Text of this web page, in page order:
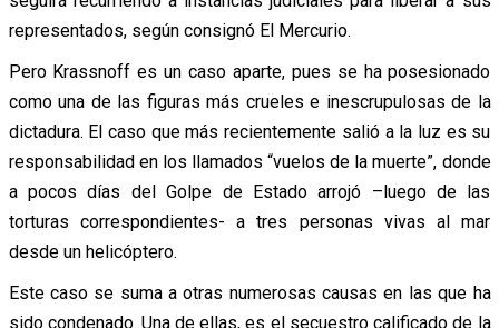
representados, según consignó El Mercurio.
Pero Krassnoff es un caso aparte, pues se ha posesionado
como una de las figuras más crueles e inescrupulosas de la
dictadura. El caso que más recientemente salió a la luz es su
responsabilidad en los llamados “vuelos de la muerte”, donde
a pocos días del Golpe de Estado arrojó –luego de las
torturas correspondientes- a tres personas vivas al mar
desde un helicóptero.
Este caso se suma a otras numerosas causas en las que ha
sido condenado. Una de ellas, es el secuestro calificado de la